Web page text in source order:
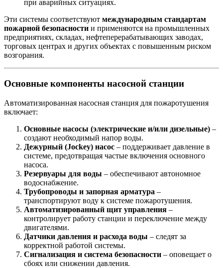
при аварийных ситуациях.
Эти системы соответствуют международным стандартам
пожарной безопасности и применяются на промышленных
предприятиях, складах, нефтеперерабатывающих заводах,
торговых центрах и других объектах с повышенным риском
возгорания.
Основные компоненты насосной станции
Автоматизированная насосная станция для пожаротушения
включает:
Основные насосы (электрические и/или дизельные) –
создают необходимый напор воды.
Дежурный (Jockey) насос – поддерживает давление в
системе, предотвращая частые включения основного
насоса.
Резервуары для воды – обеспечивают автономное
водоснабжение.
Трубопроводы и запорная арматура –
транспортируют воду к системе пожаротушения.
Автоматизированный щит управления –
контролирует работу станции и переключение между
двигателями.
Датчики давления и расхода воды – следят за
корректной работой системы.
Сигнализация и система безопасности – оповещает о
сбоях или снижении давления.